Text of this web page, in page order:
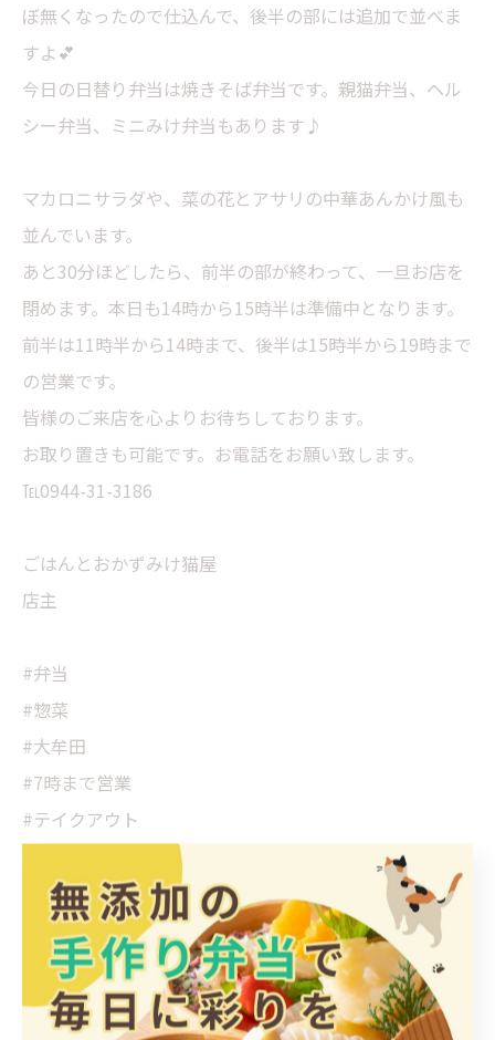
ぼ無くなったので仕込んで、後半の部には追加で並べま
すよ💕
今日の日替り弁当は焼きそば弁当です。親猫弁当、ヘル
シー弁当、ミニみけ弁当もあります♪
マカロニサラダや、菜の花とアサリの中華あんかけ風も
並んでいます。
あと30分ほどしたら、前半の部が終わって、一旦お店を
閉めます。本日も14時から15時半は準備中となります。
前半は11時半から14時まで、後半は15時半から19時まで
の営業です。
皆様のご来店を心よりお待ちしております。
お取り置きも可能です。お電話をお願い致します。
℡0944-31-3186
ごはんとおかずみけ猫屋
店主
#弁当
#惣菜
#大牟田
#7時まで営業
#テイクアウト
大牟田市にて豊富なお惣菜
惣菜